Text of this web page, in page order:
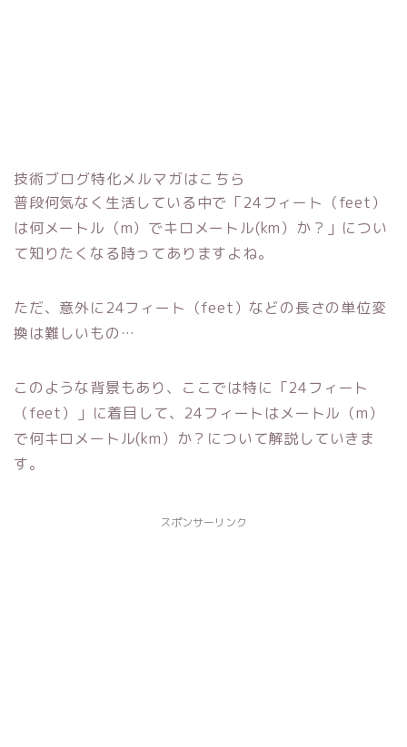
技術ブログ特化メルマガはこちら
普段何気なく生活している中で「24フィート（feet）
は何メートル（m）でキロメートル(km）か？」につい
て知りたくなる時ってありますよね。
ただ、意外に24フィート（feet）などの長さの単位変
換は難しいもの…
このような背景もあり、ここでは特に「24フィート
（feet）」に着目して、24フィートはメートル（m）
で何キロメートル(km）か？について解説していきま
す。
スポンサーリンク